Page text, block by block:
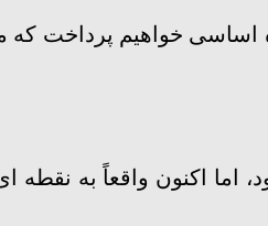
اساسی خواهیم پرداخت که
اکنون واقعاً به نقطه